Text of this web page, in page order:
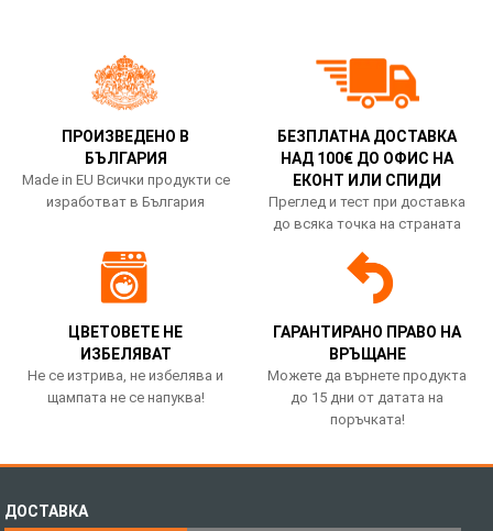
ПРОИЗВЕДЕНО В
БЪЛГАРИЯ
Made in EU Всички продукти се
изработват в България
БЕЗПЛАТНА ДОСТАВКА
НАД 100€ ДО ОФИС НА
ЕКОНТ ИЛИ СПИДИ
Преглед и тест при доставка
до всяка точка на страната
ЦВЕТОВЕТЕ НЕ
ИЗБЕЛЯВАТ
Не се изтрива, не избелява и
щампата не се напуква!
ГАРАНТИРАНО ПРАВО НА
ВРЪЩАНЕ
Можете да върнете продукта
до 15 дни от датата на
поръчката!
ДОСТАВКА